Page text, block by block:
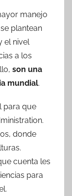
manejo
plantean
el nivel
a los
son una
mundial.
para que
donde
cuenta les
para